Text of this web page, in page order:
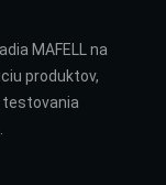
MAFELL na
produktov,
testovania